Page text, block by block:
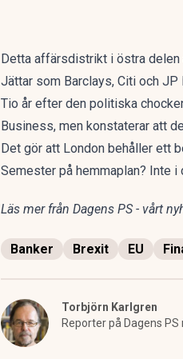
Detta affärsdistrikt i östra delen
Jättar som Barclays, Citi och JP
Tio år efter den politiska
Business, men konstaterar att
Det gör att London behåller ett
Semester på hemmaplan? Inte i
Läs mer från Dagens PS - vårt
Banker Brexit EU
Torbjörn Karlgren
Reporter på Dagens